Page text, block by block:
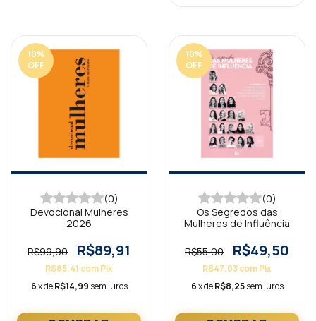
10%
OFF
(0)
Devocional Mulheres
2026
R$99,90 R$89,91
R$85,41 comPix
6x deR$14,99 sem juros
10%
OFF
(0)
Os Segredos das
Mulheres de Influência
R$55,00 R$49,50
R$47,03comPix
6x deR$8,25 sem juros